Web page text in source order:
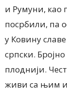
и Румуни, као
посрбили, па
у Ковину
српски.
плоднији.
живи са њим и